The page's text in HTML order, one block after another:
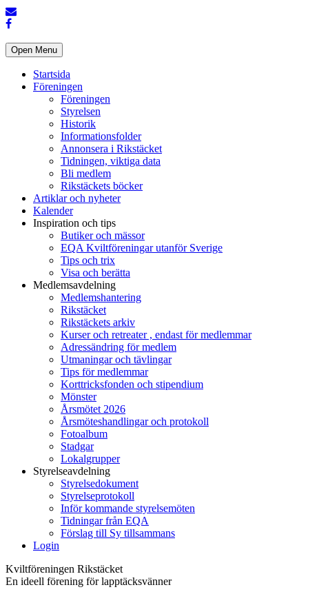
Open Menu
Startsida
Föreningen
Föreningen
Styrelsen
Historik
Informationsfolder
Annonsera i Rikstäcket
Tidningen, viktiga data
Bli medlem
Rikstäckets böcker
Artiklar och nyheter
Kalender
Inspiration och tips
Butiker och mässor
EQA Kviltföreningar utanför Sverige
Tips och trix
Visa och berätta
Medlemsavdelning
Medlemshantering
Rikstäcket
Rikstäckets arkiv
Kurser och retreater , endast för medlemmar
Adressändring för medlem
Utmaningar och tävlingar
Tips för medlemmar
Korttricksfonden och stipendium
Mönster
Årsmötet 2026
Årsmöteshandlingar och protokoll
Fotoalbum
Stadgar
Lokalgrupper
Styrelseavdelning
Styrelsedokument
Styrelseprotokoll
Inför kommande styrelsemöten
Tidningar från EQA
Förslag till Sy tillsammans
Login
Kviltföreningen Rikstäcket
En ideell förening för lapptäcksvänner